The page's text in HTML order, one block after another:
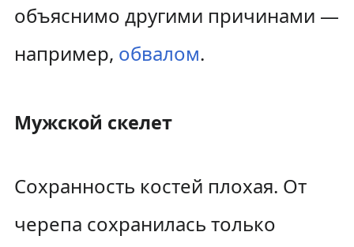
объяснимо другими причинами —
например, обвалом.
Мужской скелет
Сохранность костей плохая. От
черепа сохранилась только